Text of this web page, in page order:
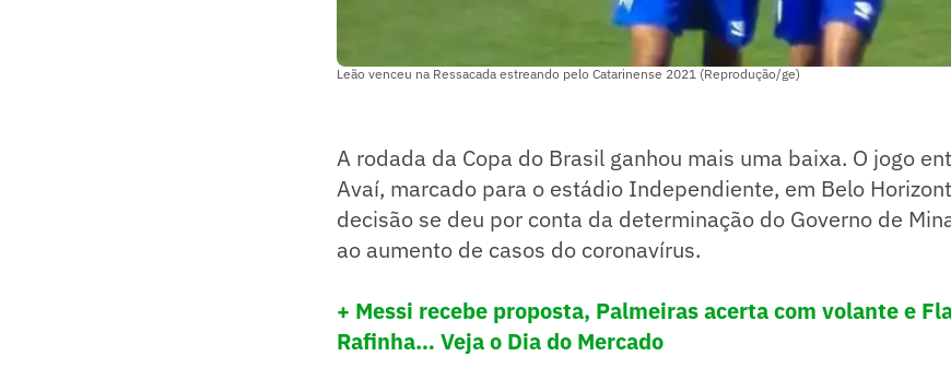
Leão venceu na Ressacada estreando pelo Catarinense 2021 (Reprodução/ge)
A rodada da Copa do Brasil ganhou mais uma baixa. O jogo
Avaí, marcado para o estádio Independiente, em Belo
decisão se deu por conta da determinação do Governo de
ao aumento de casos do coronavírus.
+ Messi recebe proposta, Palmeiras acerta com volante e
Rafinha… Veja o Dia do Mercado